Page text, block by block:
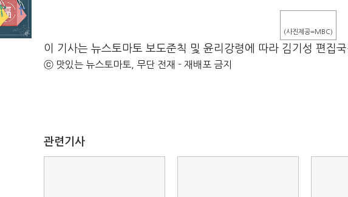
(사진제공=MBC)
이 기사는 뉴스토마토 보도준칙 및 윤리강령에 따라 김기성 편집
ⓒ 맛있는 뉴스토마토, 무단 전재 - 재배포 금지
관련기사